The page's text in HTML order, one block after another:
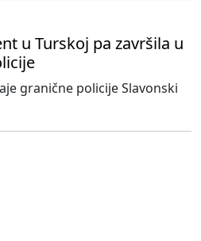
u Turskoj pa završila u
granične policije Slavonski